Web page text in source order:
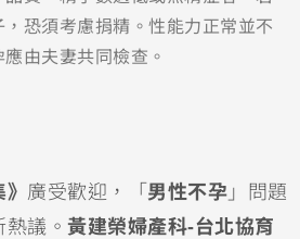
恐須考慮捐精。性能力正常並不
由夫妻共同檢查。
廣受歡迎，「 男性不孕 」問題
熱議。黃建榮婦產科-台北協育